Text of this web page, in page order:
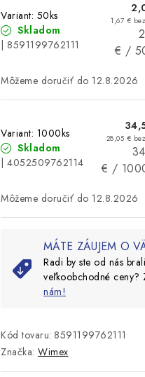
Variant: 50ks
Skladom
| 8591199762111
1,67 €
€ /
12.8.2026
Variant: 1000ks
Skladom
| 4052509762114
28,05 €
€ /
12.8.2026
MÁTE ZÁUJEM O
Radi by ste od nás
veľkoobchodné ceny?
nám!
Kód tovaru: 8591199762111
Značka: Wimex